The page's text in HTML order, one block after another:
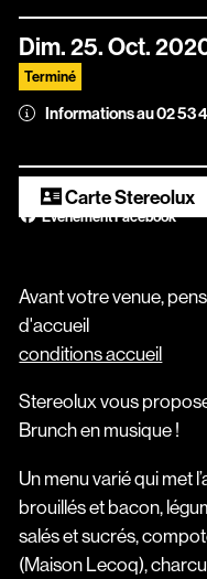
Dim.25.Oct.
Terminé
Informations au 02 53
Carte Stereolux
Évènement Facebook
Avant votre venue,
d'accueil
conditions accueil
Stereolux vous
Brunch en musique !
Un menu varié qui met
brouillés et bacon,
salés et sucrés,
(Maison Lecoq),
Résidences
Espace pro
Partenaires